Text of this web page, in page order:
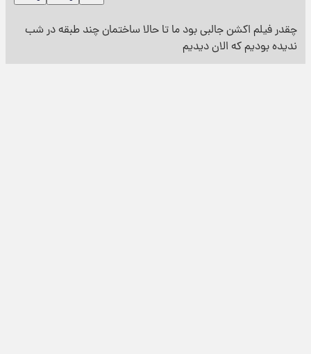
چقدر فیلم اکشن جالبی بود ما تا حالا ساختمان چند طبقه در شب
ندیده بودیم که الان دیدیم